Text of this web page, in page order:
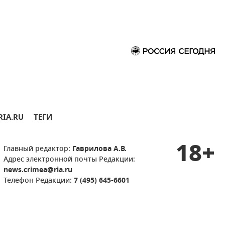
ТЕГИ
Главный редактор: Гаврилова А.В.
Адрес электронной почты Редакции:
news.crimea@ria.ru
Телефон Редакции: 7 (495) 645-6601
18+